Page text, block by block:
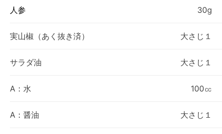
人参 30g
実山椒（あく抜き済） 大さじ１
サラダ油 大さじ１
A：水 100㏄
A：醤油 大さじ１